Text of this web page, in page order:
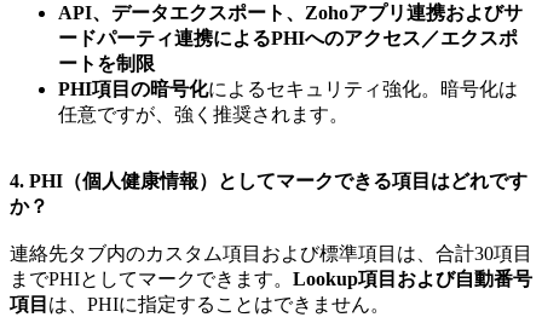
API、データエクスポート、Zohoアプリ連携およびサ
ードパーティ連携によるPHIへのアクセス／エクスポ
ートを制限
PHI項目の暗号化によるセキュリティ強化。暗号化は
任意ですが、強く推奨されます。
4. PHI（個人健康情報）としてマークできる項目はどれです
か？
連絡先タブ内のカスタム項目および標準項目は、合計30項目
までPHIとしてマークできます。 Lookup項目および自動番号
項目 は、PHIに指定することはできません。